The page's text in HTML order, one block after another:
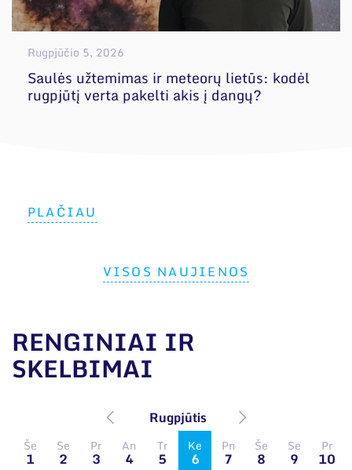
Rugpjūčio 5, 2026
Saulės užtemimas ir meteorų lietūs: kodėl
rugpjūtį verta pakelti akis į dangų?
PLAČIAU
VISOS NAUJIENOS
RENGINIAI IR
SKELBIMAI
Rugpjūtis
Še
1
Se
2
Pr
3
An
4
Tr
5
Ke
6
Pn
7
Še
8
Se
9
Pr
10